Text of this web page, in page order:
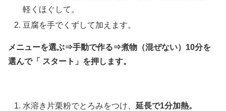
軽くほぐして。
豆腐を手でくずして加えます。
メニューを選ぶ⇒手動で作る⇒煮物（混ぜない）10分を
選んで「 スタート」を押します。
水溶き片栗粉でとろみをつけ、延長で1分加熱。